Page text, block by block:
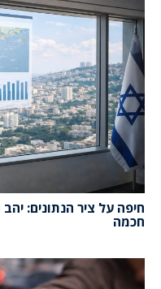
חיפה על ציר הנתונים:
חכמה